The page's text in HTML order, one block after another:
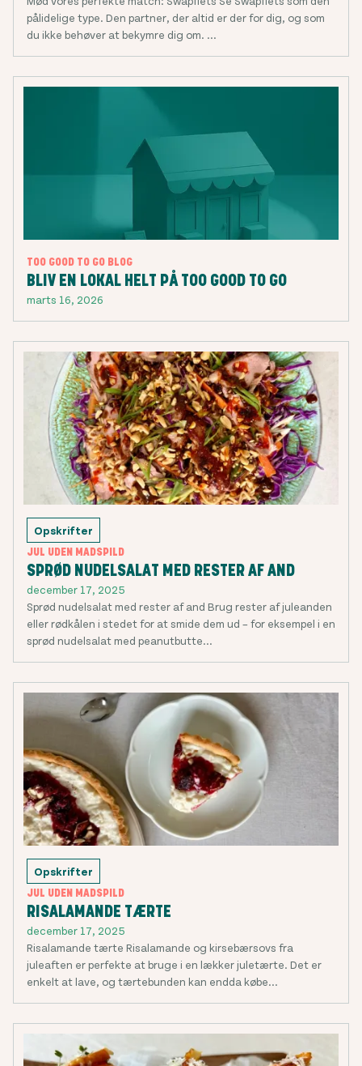
pålidelige type. Den partner, der altid er der for dig, og som
du ikke behøver at bekymre dig om. ...
TOO GOOD TO GO BLOG
BLIV EN LOKAL HELT PÅ TOO GOOD TO GO
marts 16, 2026
Opskrifter
JUL UDEN MADSPILD
SPRØD NUDELSALAT MED RESTER AF AND
december 17, 2025
Sprød nudelsalat med rester af and Brug rester af juleanden
eller rødkålen i stedet for at smide dem ud – for eksempel i en
sprød nudelsalat med peanutbutte...
Opskrifter
JUL UDEN MADSPILD
RISALAMANDE TÆRTE
december 17, 2025
Risalamande tærte Risalamande og kirsebærsovs fra
juleaften er perfekte at bruge i en lækker juletærte. Det er
enkelt at lave, og tærtebunden kan endda købe...